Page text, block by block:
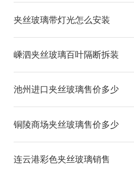
夹丝玻璃带灯光怎么安装
嵊泗夹丝玻璃百叶隔断拆装
池州进口夹丝玻璃售价多少
铜陵商场夹丝玻璃售价多少
连云港彩色夹丝玻璃销售